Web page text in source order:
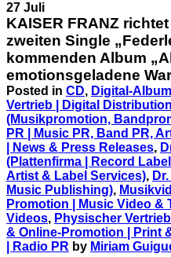
27 Juli
KAISER FRANZ
zweiten Single
kommenden Album
emotionsgeladene
Posted in CD, Digital-
Vertrieb | Digital Distribution
(Musikpromotion,
PR | Music PR, Band PR,
| News & Press Releases,
(Plattenfirma | Record
Artist & Label Services),
Music Publishing),
Promotion | Music Video &
Videos, Physischer
& Online-Promotion | Print
| Radio PR by Miriam